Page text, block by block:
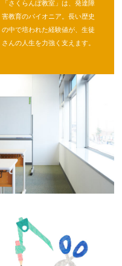
「さくらんぼ教室」は、発達障
害教育のパイオニア。長い歴史
の中で培われた経験値が、生徒
さんの人生を力強く支えます。